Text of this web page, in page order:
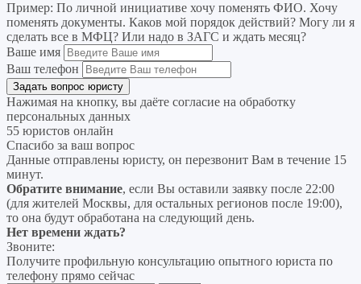
Пример: По личной инициативе хочу поменять ФИО. Хочу
поменять документы. Каков мой порядок действий? Могу ли я
сделать все в МФЦ? Или надо в ЗАГС и ждать месяц?
Ваше имя
Ваш телефон
Нажимая на кнопку, вы даёте согласие на обработку
персональных данных
55 юристов онлайн
Спасибо за ваш вопрос
Данные отправлены юристу, он перезвонит Вам в течение 15
минут.
Обратите внимание, если Вы оставили заявку после 22:00
(для жителей Москвы, для остальных регионов после 19:00),
то она будут обработана на следующий день.
Нет времени ждать?
Звоните:
Получите профильную консультацию опытного юриста по
телефону прямо сейчас